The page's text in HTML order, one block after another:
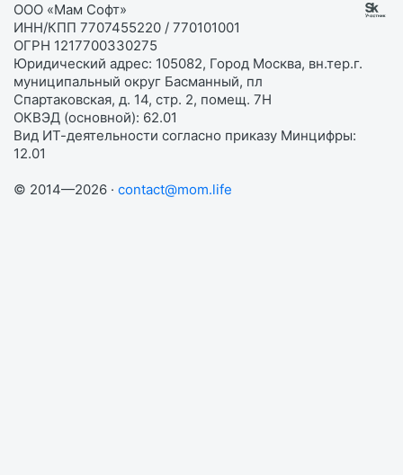
ООО «Мам Софт»
ИНН/КПП 7707455220 / 770101001
ОГРН 1217700330275
Юридический адрес: 105082, Город Москва, вн.тер.г.
муниципальный округ Басманный, пл
Спартаковская, д. 14, стр. 2, помещ. 7Н
ОКВЭД (основной): 62.01
Вид ИТ-деятельности согласно приказу Минцифры:
12.01
© 2014—2026 · contact@mom.life